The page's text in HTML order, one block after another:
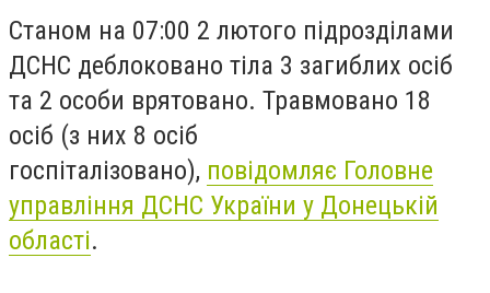
Станом на 07:00 2 лютого підрозділами
ДСНС деблоковано тіла 3 загиблих осіб
та 2 особи врятовано. Травмовано 18
осіб (з них 8 осіб
госпіталізовано), повідомляє Головне
управління ДСНС України у Донецькій
області.